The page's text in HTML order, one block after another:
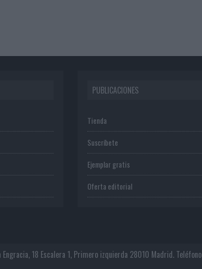
PUBLICACIONES
Tienda
Suscríbete
Ejemplar gratis
Oferta editorial
18 Escalera 1, Primero izquierda 28010 Madrid. Teléfono